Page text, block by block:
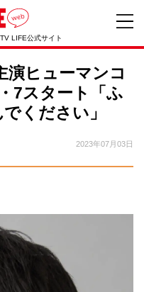
LIFE公式サイト
演ヒューマンコ
7スタート「ふ
ください」
2023年07月03日